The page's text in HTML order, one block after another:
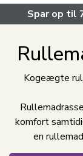
Spar op til
Kogeægte
komfort
en